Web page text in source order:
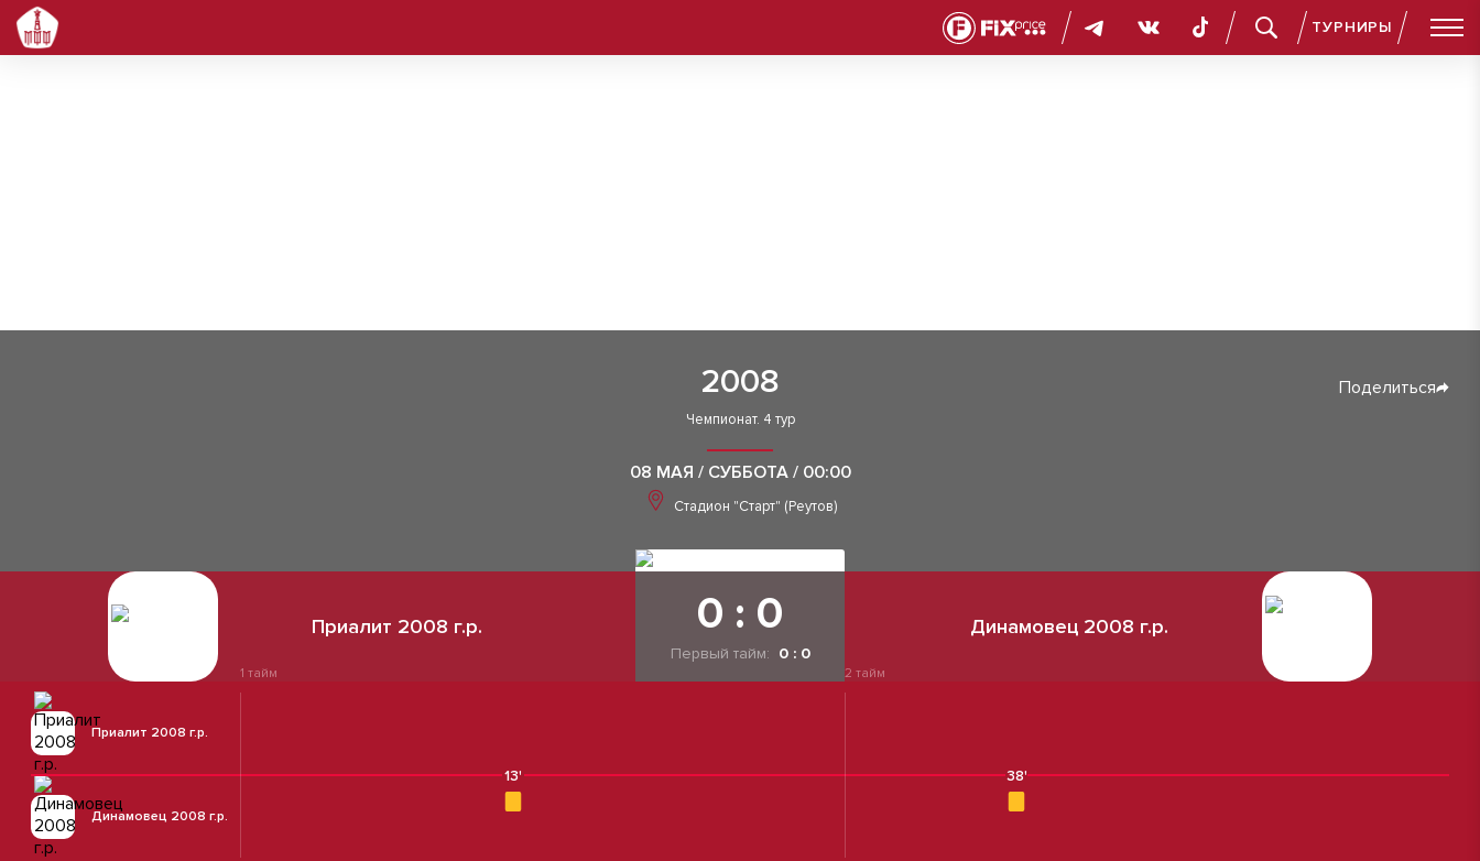
ТУРНИРЫ
2008 Поделиться
Чемпионат. 4 тур
08 МАЯ / СУББОТА / 00:00
Стадион "Старт" (Реутов)
Приалит 2008 г.р. 0 : 0
Первый тайм: 0 : 0
Динамовец 2008 г.р.
Приалит 2008 г.р.
1 тайм 2 тайм
13' 38'
Динамовец 2008 г.р.